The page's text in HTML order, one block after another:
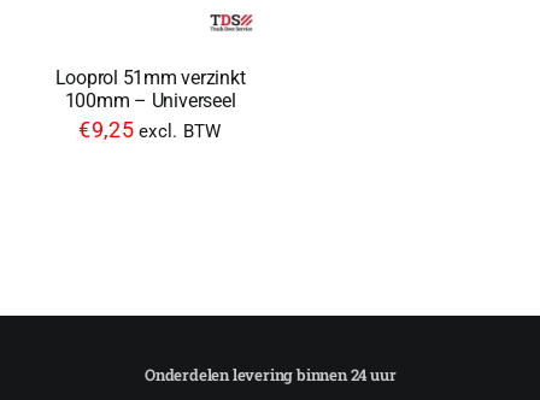
Looprol 51mm verzinkt
100mm – Universeel
€9,25 excl. BTW